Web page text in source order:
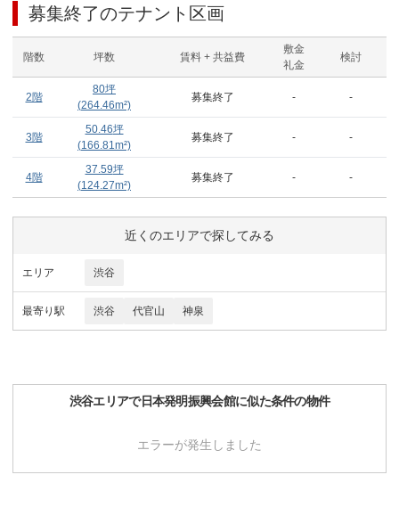
募集終了のテナント区画
階数 坪数 賃料 + 共益費
敷金
礼金
検討
2階
80坪
(264.46m²)
募集終了 - -
3階
50.46坪
(166.81m²)
募集終了 - -
4階
37.59坪
(124.27m²)
募集終了 - -
近くのエリアで探してみる
エリア 渋谷
最寄り駅 渋谷 代官山 神泉
渋谷エリアで日本発明振興会館に似た条件の物件
エラーが発生しました